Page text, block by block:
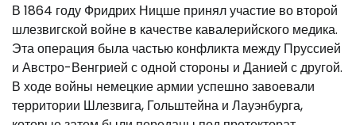
В 1864 году Фридрих Ницше принял участие во второй
шлезвигской войне в качестве кавалерийского медика.
Эта операция была частью конфликта между Пруссией
и Австро-Венгрией с одной стороны и Данией с другой.
В ходе войны немецкие армии успешно завоевали
территории Шлезвига, Гольштейна и Лауэнбурга,